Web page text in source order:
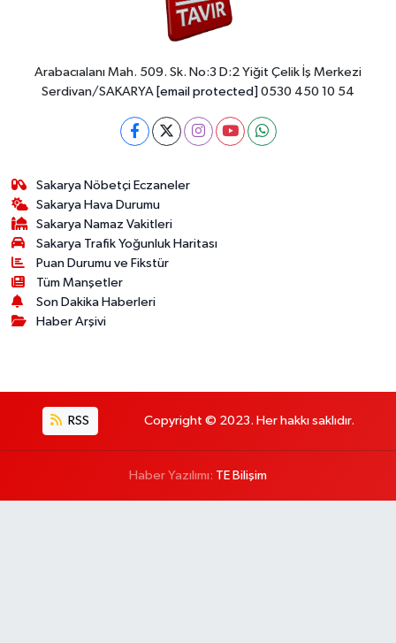
Arabacıalanı Mah. 509. Sk. No:3 D:2 Yiğit Çelik İş Merkezi
Serdivan/SAKARYA [email protected] 0530 450 10 54
Sakarya Nöbetçi Eczaneler
Sakarya Hava Durumu
Sakarya Namaz Vakitleri
Sakarya Trafik Yoğunluk Haritası
Puan Durumu ve Fikstür
Tüm Manşetler
Son Dakika Haberleri
Haber Arşivi
RSS Copyright © 2023. Her hakkı saklıdır.
Haber Yazılımı: TE Bilişim